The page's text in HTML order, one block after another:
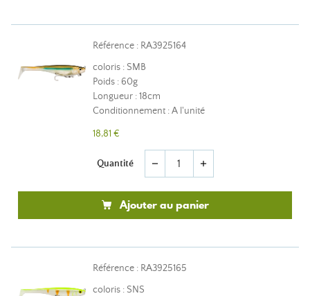
Référence : RA3925164
coloris : SMB
Poids : 60g
Longueur : 18cm
Conditionnement : A l'unité
18,81 €
Quantité remove add
Ajouter au panier
Référence : RA3925165
coloris : SNS